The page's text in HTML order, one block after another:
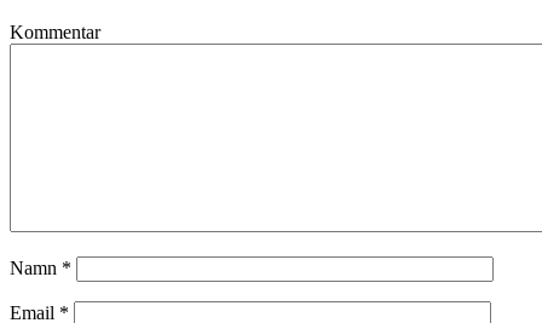
Kommentar
Namn *
Email *